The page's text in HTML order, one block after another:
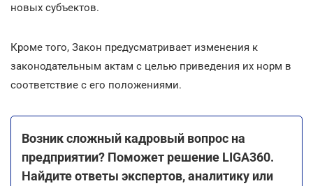
новых субъектов.
Кроме того, Закон предусматривает изменения к
законодательным актам с целью приведения их норм в
соответствие с его положениями.
Возник сложный кадровый вопрос на
предприятии? Поможет решение LIGA360.
Найдите ответы экспертов, аналитику или